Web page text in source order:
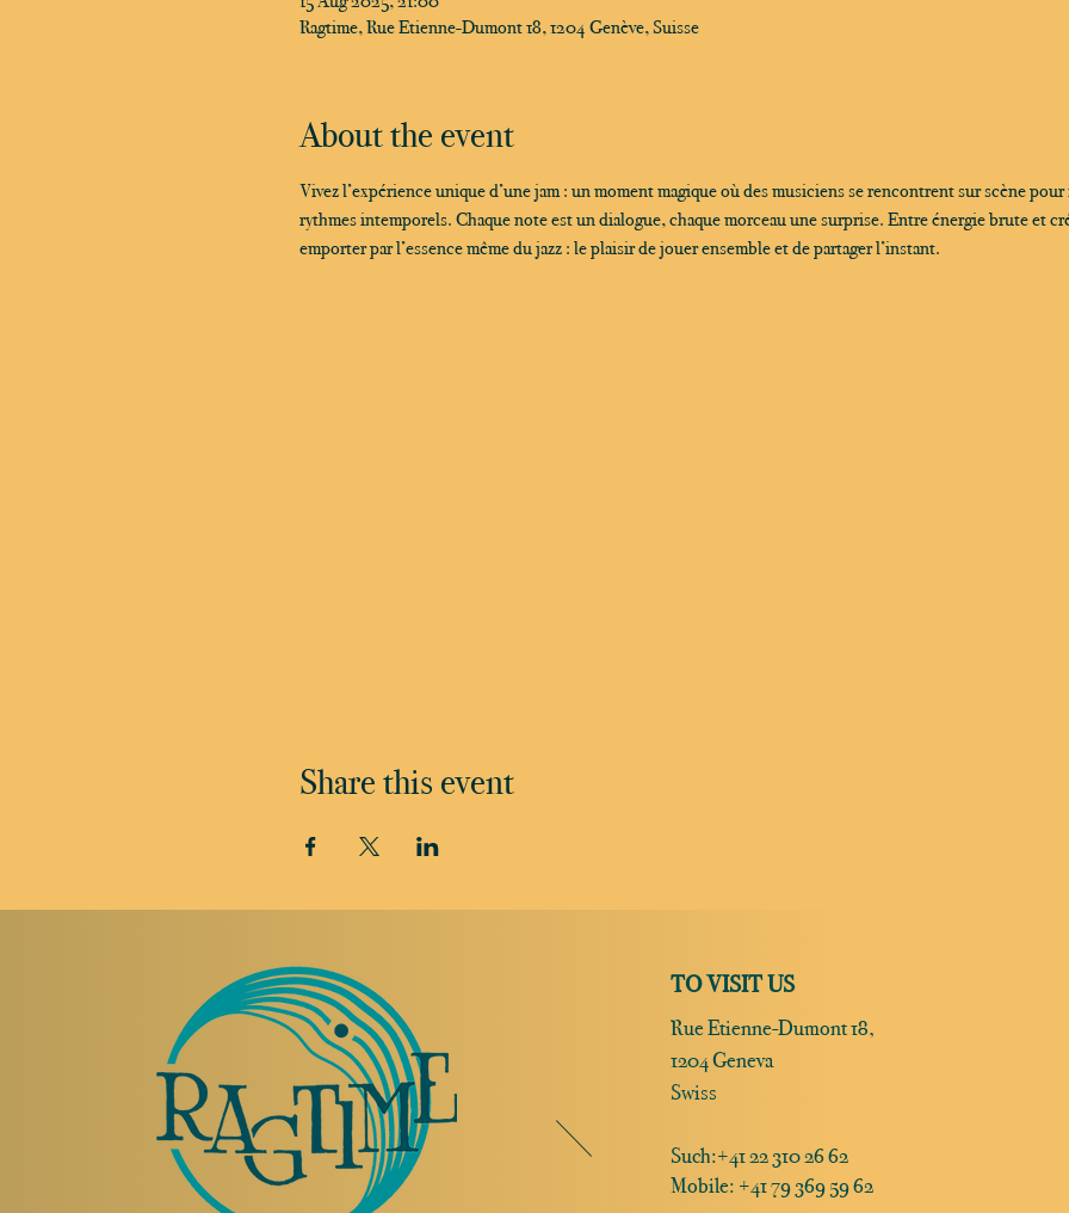
Ragtime, Rue Etienne-Dumont 18, 1204 Genève, Suisse
About the event
Vivez l’expérience unique d’une jam : un moment magique où des musiciens se rencontrent sur scène
rythmes intemporels. Chaque note est un dialogue, chaque morceau une surprise. Entre énergie brute et
emporter par l’essence même du jazz : le plaisir de jouer ensemble et de partager l’instant.
Share this event
TO VISIT US
Rue Etienne-Dumont 18,
1204 Geneva
Swiss
Such:+41 22 310 26 62
Mobile: +41 79 369 59 62